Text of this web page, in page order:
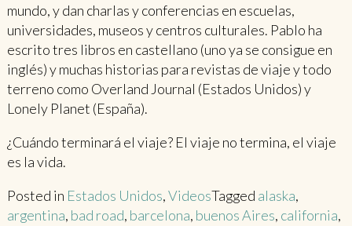
mundo, y dan charlas y conferencias en escuelas,
universidades, museos y centros culturales. Pablo ha
escrito tres libros en castellano (uno ya se consigue en
inglés) y muchas historias para revistas de viaje y todo
terreno como Overland Journal (Estados Unidos) y
Lonely Planet (España).
¿Cuándo terminará el viaje? El viaje no termina, el viaje
es la vida.
Posted in Estados Unidos,VideosTagged alaska,
argentina, bad road, barcelona, buenos Aires, california,